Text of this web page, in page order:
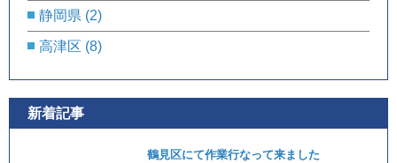
静岡県 (2)
高津区 (8)
新着記事
鶴見区にて作業行なって来ました